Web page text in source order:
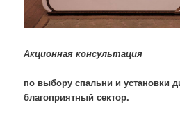
Акционная консультация
по выбору спальни и установки
благоприятный сектор.